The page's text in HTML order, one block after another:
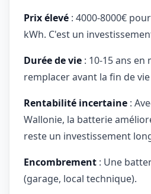
Prix élevé : 4000-8000€
kWh. C'est un
Durée de vie : 10-15 ans en
remplacer avant la fin de
Rentabilité incertaine :
Wallonie, la batterie
reste un investissement
Encombrement : Une
(garage, local technique).